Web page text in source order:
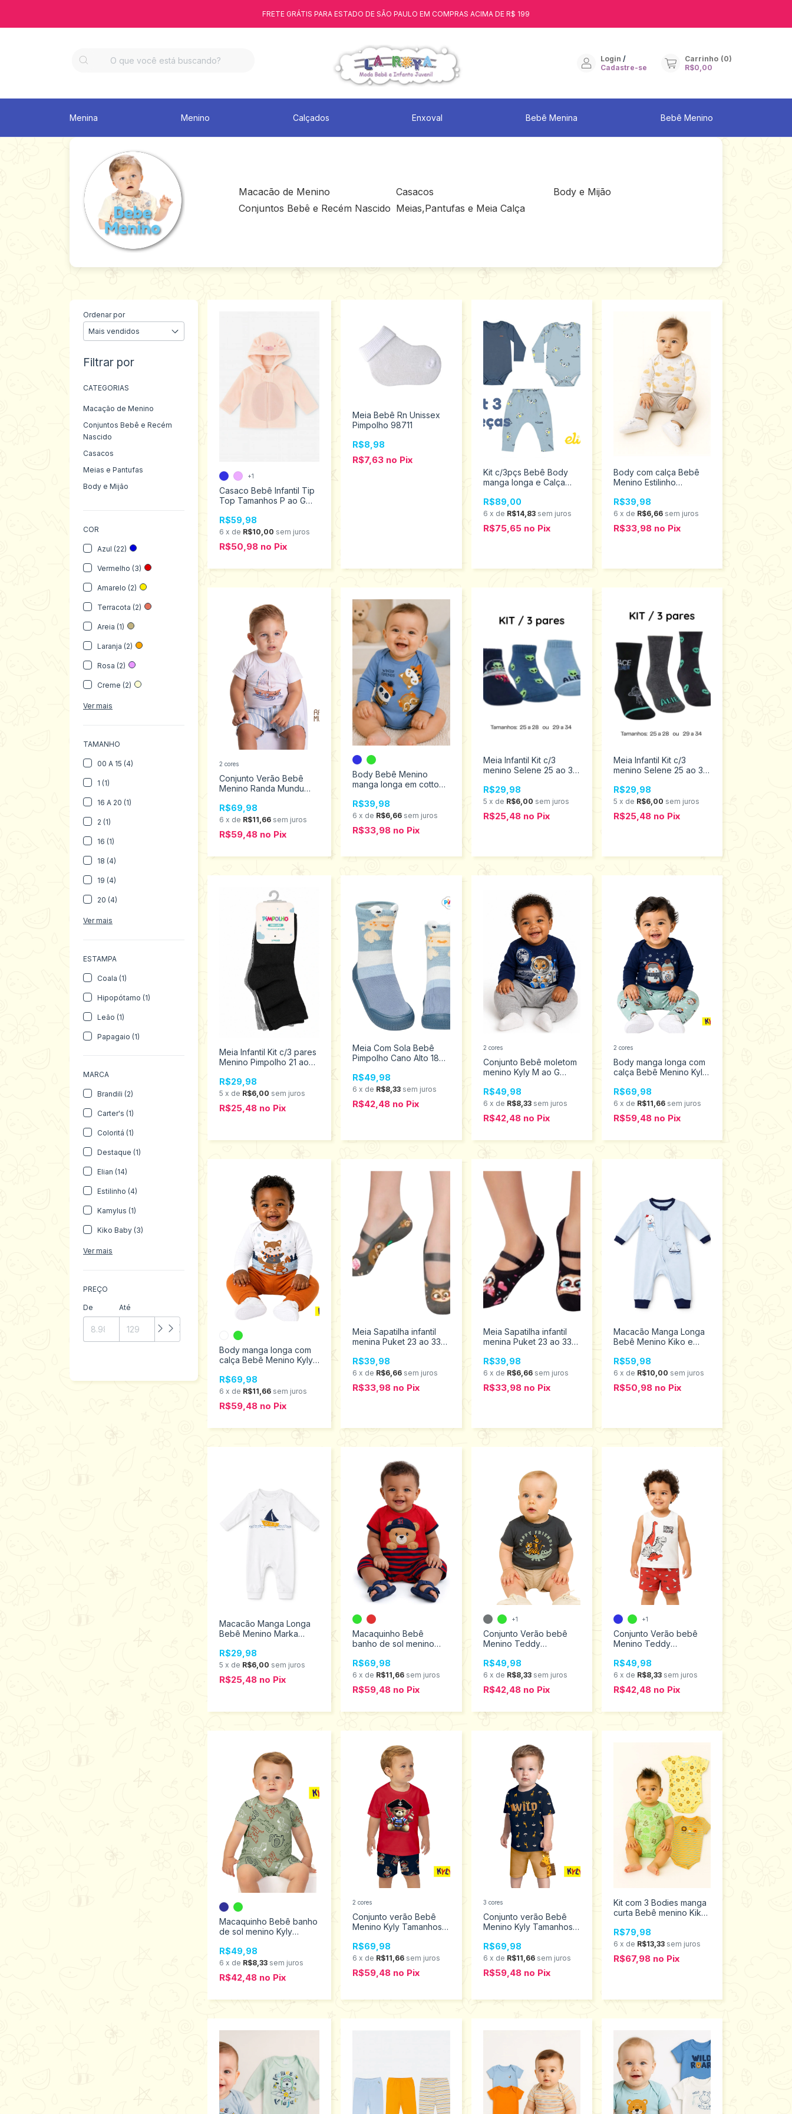
FRETE GRÁTIS PARA ESTADO DE SÃO PAULO EM COMPRAS ACIMA DE R$ 199
Login /
Cadastre-se
Carrinho (0)
R$0,00
Menina Menino Calçados Enxoval Bebê Menina Bebê Menino
Macacão de Menino
Conjuntos Bebê e Recém Nascido
Casacos
Meias,Pantufas e Meia Calça
Body e Mijão
Ordenar por
Filtrar por
CATEGORIAS
Macação de Menino
Conjuntos Bebê e Recém
Nascido
Casacos
Meias e Pantufas
Body e Mijão
COR
Azul (22)
Vermelho (3)
Amarelo (2)
Terracota (2)
Areia (1)
Laranja (2)
Rosa (2)
Creme (2)
Ver mais
TAMANHO
00 A 15 (4)
1 (1)
16 A 20 (1)
2 (1)
16 (1)
18 (4)
19 (4)
20 (4)
Ver mais
ESTAMPA
Coala (1)
Hipopótamo (1)
Leão (1)
Papagaio (1)
MARCA
Brandili (2)
Carter's (1)
Coloritá (1)
Destaque (1)
Elian (14)
Estilinho (4)
Kamylus (1)
Kiko Baby (3)
Ver mais
PREÇO
De Até
Casaco Bebê Infantil Tip
Top Tamanhos P ao G
R$59,98
6 x de R$10,00 sem juros
R$50,98 no Pix
+1
Meia Bebê Rn Unissex
Pimpolho 98711
R$8,98
R$7,63 no Pix
Kit c/3pçs Bebê Body
manga longa e Calça
Tamanhos P ao G Elian
201285
R$89,00
6 x de R$14,83 sem juros
R$75,65 no Pix
Body com calça Bebê
Menino Estilinho
R$39,98
6 x de R$6,66 sem juros
R$33,98 no Pix
Conjunto Verão Bebê
Menino Randa Mundu
R$69,98
6 x de R$11,66 sem juros
R$59,48 no Pix
2 cores
Body Bebê Menino
manga longa em cotton
R$39,98
6 x de R$6,66 sem juros
R$33,98 no Pix
Meia Infantil Kit c/3
menino Selene 25 ao 34
R$29,98
5 x de R$6,00 sem juros
R$25,48 no Pix
Meia Infantil Kit c/3
menino Selene 25 ao 34
R$29,98
5 x de R$6,00 sem juros
R$25,48 no Pix
Meia Infantil Kit c/3 pares
Menino Pimpolho 21 ao
R$29,98
5 x de R$6,00 sem juros
R$25,48 no Pix
Meia Com Sola Bebê
Pimpolho Cano Alto 18
R$49,98
6 x de R$8,33 sem juros
R$42,48 no Pix
Conjunto Bebê moletom
menino Kyly M ao G
R$49,98
6 x de R$8,33 sem juros
R$42,48 no Pix
2 cores
Body manga longa com
calça Bebê Menino Kyly
R$69,98
6 x de R$11,66 sem juros
R$59,48 no Pix
2 cores
Body manga longa com
calça Bebê Menino Kyly
R$69,98
6 x de R$11,66 sem juros
R$59,48 no Pix
Meia Sapatilha infantil
menina Puket 23 ao 33
R$39,98
6 x de R$6,66 sem juros
R$33,98 no Pix
Meia Sapatilha infantil
menina Puket 23 ao 33
R$39,98
6 x de R$6,66 sem juros
R$33,98 no Pix
Macacão Manga Longa
Bebê Menino Kiko e
R$59,98
6 x de R$10,00 sem juros
R$50,98 no Pix
Macacão Manga Longa
Bebê Menino Marka
R$29,98
5 x de R$6,00 sem juros
R$25,48 no Pix
Macaquinho Bebê
banho de sol menino
1001227
R$69,98
6 x de R$11,66 sem juros
R$59,48 no Pix
Conjunto Verão bebê
Menino Teddy
R$49,98
6 x de R$8,33 sem juros
R$42,48 no Pix
+1
Conjunto Verão bebê
Menino Teddy
R$49,98
6 x de R$8,33 sem juros
R$42,48 no Pix
+1
Macaquinho Bebê banho
de sol menino Kyly
1001225
R$49,98
6 x de R$8,33 sem juros
R$42,48 no Pix
Conjunto verão Bebê
Menino Kyly Tamanhos
R$69,98
6 x de R$11,66 sem juros
R$59,48 no Pix
2 cores
Conjunto verão Bebê
Menino Kyly Tamanhos
R$69,98
6 x de R$11,66 sem juros
R$59,48 no Pix
3 cores
Kit com 3 Bodies manga
curta Bebê menino Kiko
R$79,98
6 x de R$13,33 sem juros
R$67,98 no Pix